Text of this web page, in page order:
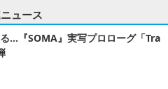
ュース
…『SOMA』実写プロローグ「Tra